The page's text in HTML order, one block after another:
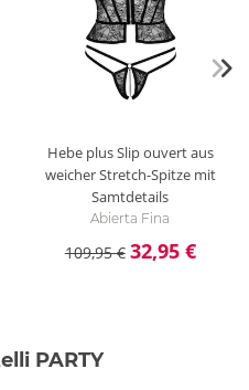
Hebe plus Slip ouvert aus
weicher Stretch-Spitze mit
Samtdetails
Abierta Fina
109,95 € 32,95 €
PARTY